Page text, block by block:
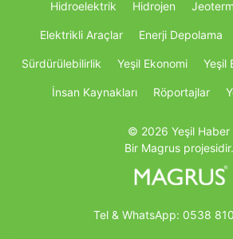
Hidroelektrik Hidrojen
Elektrikli Araçlar Enerji Depolama
Sürdürülebilirlik Yeşil Ekonomi Yeşil
İnsan Kaynakları Röportajlar
© 2026 Yeşil Haber
Bir Magrus projesidir.
Tel & WhatsApp: 0538